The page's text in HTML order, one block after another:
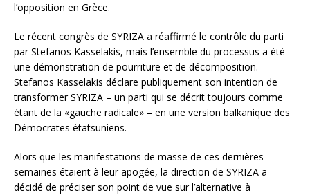
l’opposition en Grèce.
Le récent congrès de SYRIZA a réaffirmé le contrôle du parti
par Stefanos Kasselakis, mais l’ensemble du processus a été
une démonstration de pourriture et de décomposition.
Stefanos Kasselakis déclare publiquement son intention de
transformer SYRIZA – un parti qui se décrit toujours comme
étant de la «gauche radicale» – en une version balkanique des
Démocrates étatsuniens.
Alors que les manifestations de masse de ces dernières
semaines étaient à leur apogée, la direction de SYRIZA a
décidé de préciser son point de vue sur l’alternative à